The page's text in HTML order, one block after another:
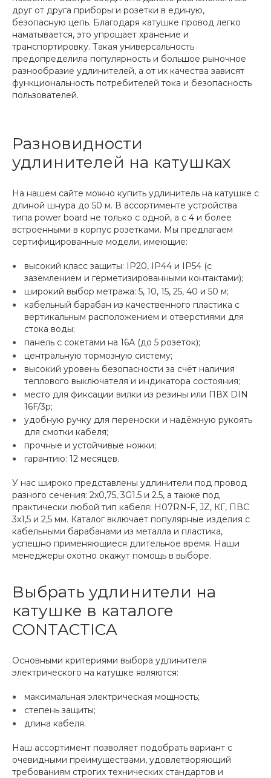
друг от друга приборы и розетки в единую,
безопасную цепь. Благодаря катушке провод легко
наматывается, это упрощает хранение и
транспортировку. Такая универсальность
предопределила популярность и большое рыночное
разнообразие удлинителей, а от их качества зависят
функциональность потребителей тока и безопасность
пользователей.
Разновидности
удлинителей на катушках
На нашем сайте можно купить удлинитель на катушке с
длиной шнура до 50 м. В ассортименте устройства
типа power board не только с одной, а с 4 и более
встроенными в корпус розетками. Мы предлагаем
сертифицированные модели, имеющие:
высокий класс защиты: IP20, IP44 и IP54 (с
заземлением и герметизированными контактами);
широкий выбор метража: 5, 10, 15, 25, 40 и 50 м;
кабельный барабан из качественного пластика с
вертикальным расположением и отверстиями для
стока воды;
панель с сокетами на 16А (до 5 розеток);
центральную тормозную систему;
высокий уровень безопасности за счёт наличия
теплового выключателя и индикатора состояния;
место для фиксации вилки из резины или ПВХ DIN
16F/3p;
удобную ручку для переноски и надёжную рукоять
для смотки кабеля;
прочные и устойчивые ножки;
гарантию: 12 месяцев.
У нас широко представлены удлинители под провод
разного сечения: 2х0,75, 3G1.5 и 2.5, а также под
практически любой тип кабеля: H07RN-F, JZ, КГ, ПВС
3х1,5 и 2,5 мм. Каталог включает популярные изделия с
кабельными барабанами из металла и пластика,
успешно применяющиеся длительное время. Наши
менеджеры охотно окажут помощь в выборе.
Выбрать удлинители на
катушке в каталоге
CONTACTICA
Основными критериями выбора удлинителя
электрического на катушке являются:
максимальная электрическая мощность;
степень защиты;
длина кабеля.
Наш ассортимент позволяет подобрать вариант с
очевидными преимуществами, удовлетворяющий
требованиям строгих технических стандартов и